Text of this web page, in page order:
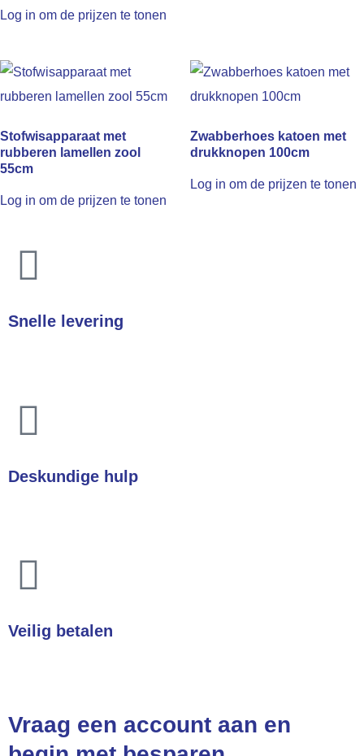
Log in om de prijzen te tonen
Stofwisapparaat met
rubberen lamellen zool
55cm
Log in om de prijzen te tonen
Zwabberhoes katoen met
drukknopen 100cm
Log in om de prijzen te tonen
Snelle levering
Deskundige hulp
Veilig betalen
Vraag een account aan en